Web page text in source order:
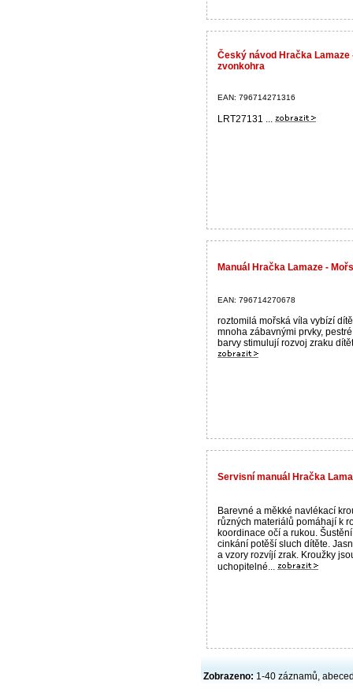
Český návod Hračka
zvonkohra
EAN: 796714271316
LRT27131 ...
Manuál Hračka Lamaze -
EAN: 796714270678
roztomilá mořská víla vybízí
mnoha zábavnými prvky,
barvy stimulují rozvoj zraku
Servisní manuál Hračka
Barevné a měkké navlékací
různých materiálů pomáhají k
koordinace očí a rukou.
cinkání potěší sluch dítěte.
a vzory rozvíjí zrak. Kroužky
uchopitelné...
Zobrazeno: 1-40 záznamů,